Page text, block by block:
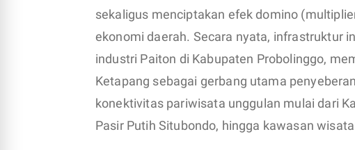
sekaligus menciptakan efek domino
ekonomi daerah. Secara nyata, infrastruktur
industri Paiton di Kabupaten Probolinggo,
Ketapang sebagai gerbang utama
konektivitas pariwisata unggulan mulai dari
Pasir Putih Situbondo, hingga kawasan